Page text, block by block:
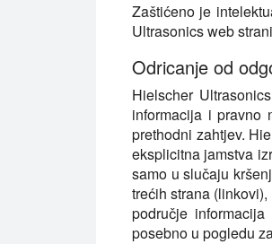
Zaštićeno je
Ultrasonics web
Odricanje od
Hielscher
informacija i pravno
prethodni zahtjev.
eksplicitna jamstva
samo u slučaju
trećih strana
područje
posebno u pogledu